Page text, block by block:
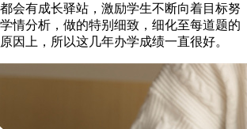
会有成长驿站，激励学生不断向着目标努
情分析，做的特别细致，细化至每道题的
因上，所以这几年办学成绩一直很好。